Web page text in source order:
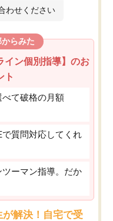
わせください
らみた
イン個別指導】のお
ト
て破格の月額
質問対応してくれ
ーマン指導。だか
解決！自宅で受